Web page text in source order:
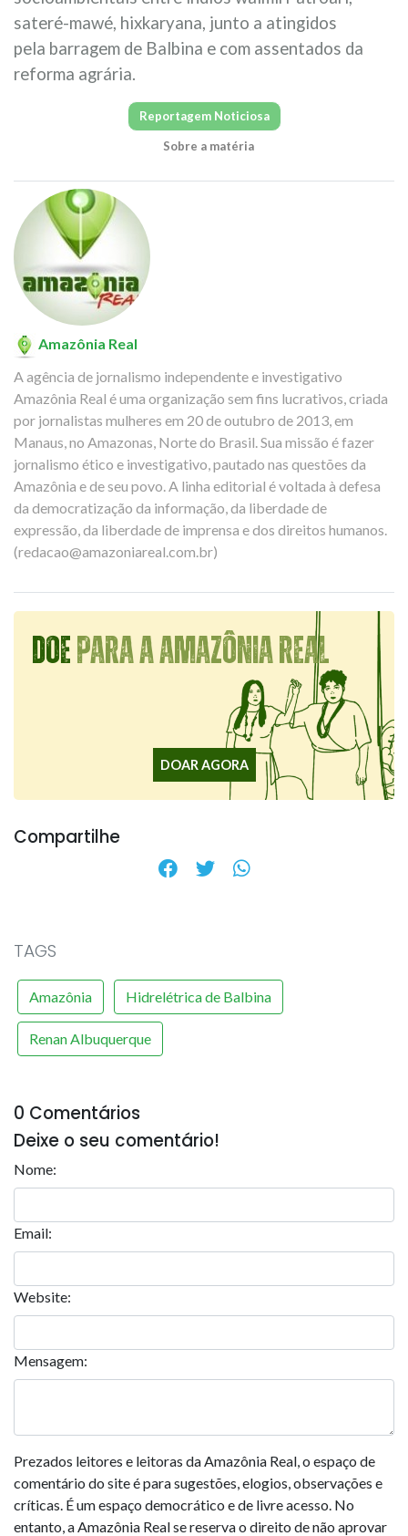
sateré-mawé, hixkaryana, junto a atingidos
pela barragem de Balbina e com assentados da
reforma agrária.
Reportagem Noticiosa
Sobre a matéria
Amazônia Real
A agência de jornalismo independente e investigativo
Amazônia Real é uma organização sem fins lucrativos, criada
por jornalistas mulheres em 20 de outubro de 2013, em
Manaus, no Amazonas, Norte do Brasil. Sua missão é fazer
jornalismo ético e investigativo, pautado nas questões da
Amazônia e de seu povo. A linha editorial é voltada à defesa
da democratização da informação, da liberdade de
expressão, da liberdade de imprensa e dos direitos humanos.
(redacao@amazoniareal.com.br)
DOE PARA A AMAZÔNIA REAL
DOAR AGORA
Compartilhe
TAGS
Amazônia Hidrelétrica de Balbina
Renan Albuquerque
0 Comentários
Deixe o seu comentário!
Nome:
Email:
Website:
Mensagem:
Prezados leitores e leitoras da Amazônia Real, o espaço de
comentário do site é para sugestões, elogios, observações e
críticas. É um espaço democrático e de livre acesso. No
entanto, a Amazônia Real se reserva o direito de não aprovar